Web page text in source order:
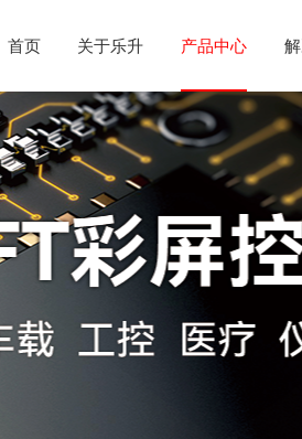
首页 关于乐升 产品中心